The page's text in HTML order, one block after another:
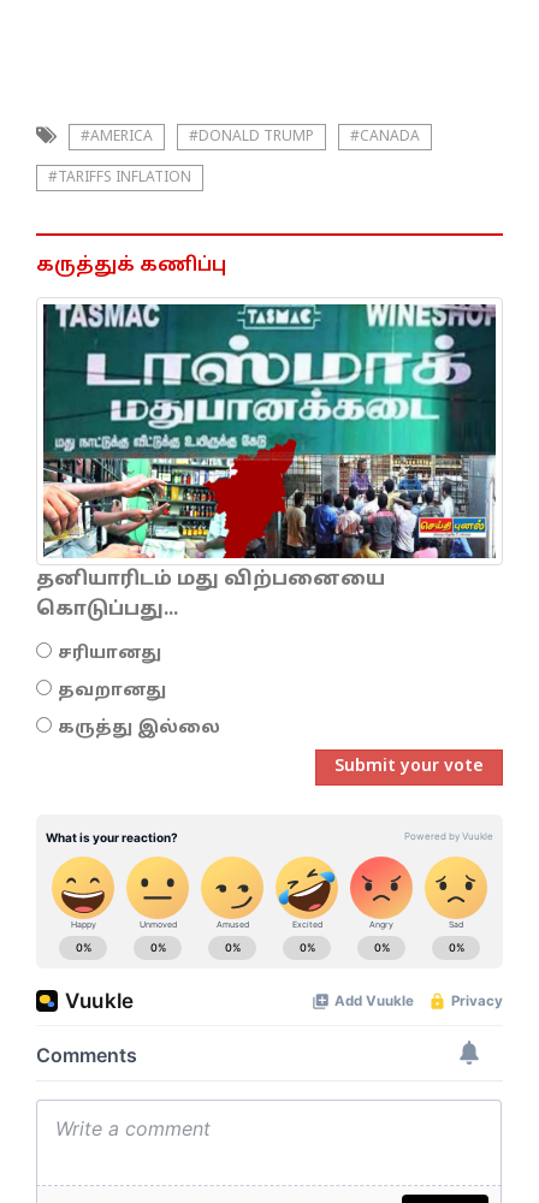
#AMERICA #DONALD TRUMP #CANADA
#TARIFFS INFLATION
கருத்துக் கணிப்பு
தனியாரிடம் மது விற்பனையை
கொடுப்பது...
சரியானது
தவறானது
கருத்து இல்லை
Submit your vote